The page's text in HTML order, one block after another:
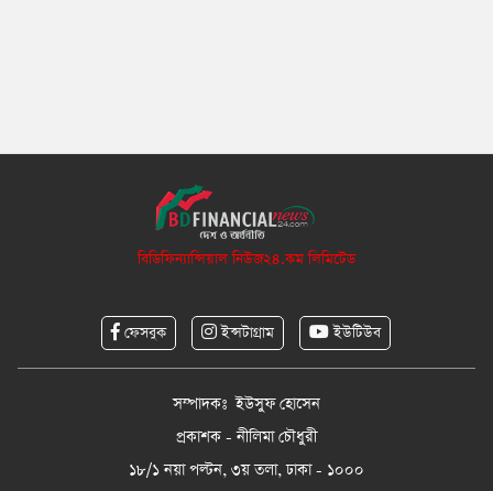
বিডিফিন্যান্সিয়াল নিউজ২৪.কম লিমিটেড
ফেসবুক ইন্সটাগ্রাম ইউটিউব
সম্পাদকঃ ইউসুফ হোসেন
প্রকাশক - নীলিমা চৌধুরী
১৮/১ নয়া পল্টন, ৩য় তলা, ঢাকা - ১০০০